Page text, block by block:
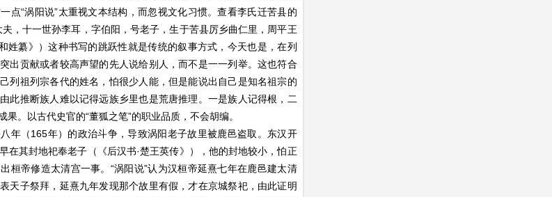
点“涡阳说”太重视文本结构，而忽视文化习惯。查看李氏迁苦县的
，十一世孙李耳，字伯阳，号老子，生于苦县厉乡曲仁里，周平王
姓纂》）这种书写的跳跃性就是传统的叙事方式，今天也是，在列
出贡献或者较高声望的先人说给别人，而不是一一列举。这也符合
列祖列宗各代的姓名，怕很少人能，但是能说出自己是知名祖宗的
此推断族人难以记得远族乡里也是荒唐推理。一是族人记得根，二
。以古代史官的“董狐之笔”的职业品质，不会胡编。
年（165年）的政治斗争，导致涡阳老子故里被鹿邑盗取。东汉开
在其封地祀奉老子（《后汉书·楚王英传》），他的封地较小，怕正
桓帝修造太清宫一事。“涡阳说”认为汉桓帝延熹七年在鹿邑建太清
天子祭拜，延熹九年发现那个故里有假，才在京城祭祀，由此证明